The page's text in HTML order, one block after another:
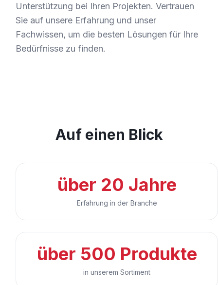
Unterstützung bei Ihren Projekten. Vertrauen
Sie auf unsere Erfahrung und unser
Fachwissen, um die besten Lösungen für Ihre
Bedürfnisse zu finden.
Auf einen Blick
über 20 Jahre
Erfahrung in der Branche
über 500 Produkte
in unserem Sortiment